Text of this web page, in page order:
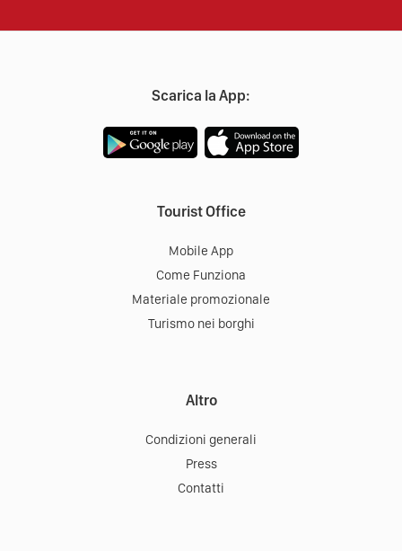
Scarica la App:
Tourist Office
Mobile App
Come Funziona
Materiale promozionale
Turismo nei borghi
Altro
Condizioni generali
Press
Contatti